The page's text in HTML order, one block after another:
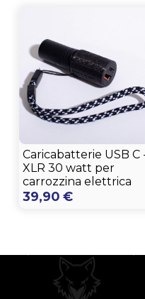
Caricabatterie USB C
XLR 30 watt per
carrozzina elettrica
39,90 €